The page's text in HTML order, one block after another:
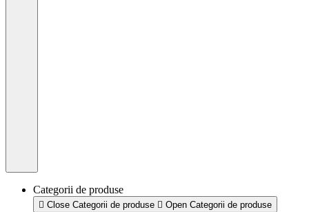
Categorii de produse
Close Categorii de produse Open Categorii de produse